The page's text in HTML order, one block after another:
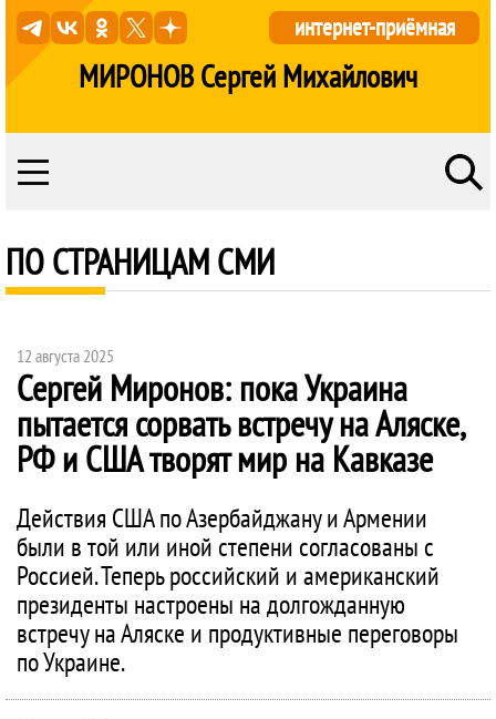
МИРОНОВ Сергей Михайлович
интернет-приёмная
ПО СТРАНИЦАМ СМИ
12 августа 2025
Сергей Миронов: пока Украина
пытается сорвать встречу на Аляске,
РФ и США творят мир на Кавказе
Действия США по Азербайджану и Армении
были в той или иной степени согласованы с
Россией. Теперь российский и американский
президенты настроены на долгожданную
встречу на Аляске и продуктивные переговоры
по Украине.